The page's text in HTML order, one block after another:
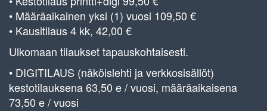
• Määräaikainen yksi (1) vuosi 109,50 €
• Kausitilaus 4 kk, 42,00 €
Ulkomaan tilaukset tapauskohtaisesti.
• DIGITILAUS (näköislehti ja verkkosisällöt)
kestotilauksena 63,50 e / vuosi, määräaikaisena
73,50 e / vuosi